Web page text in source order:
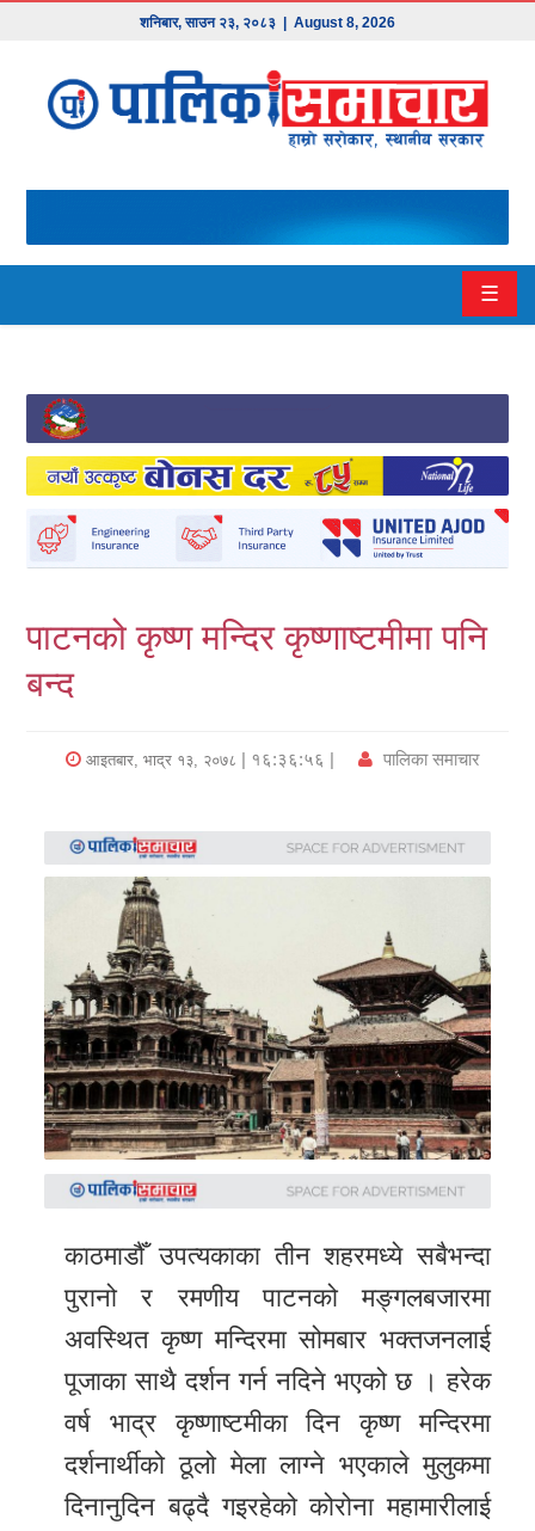
शनिबार,साउन २३, २०८३| August 8, 2026
मुख्य
समाचार
हाम्रो
१
२
बागमती
गण्डकी
कर्णाली
सुदुरपश्चिम
प्रदेश/
समाचार
समाचार
भिडियो
समाचार
अन्य
समाचार
unicode
English
☰
पाटनको कृष्ण मन्दिर कृष्णाष्टमीमा पनि
बन्द
आइतबार, भाद्र १३, २०७८ | १६:३६:५६ | पालिका समाचार
काठमाडौँ उपत्यकाका तीन शहरमध्ये सबैभन्दा
पुरानो र रमणीय पाटनको मङ्गलबजारमा
अवस्थित कृष्ण मन्दिरमा सोमबार भक्तजनलाई
पूजाका साथै दर्शन गर्न नदिने भएको छ । हरेक
वर्ष भाद्र कृष्णाष्टमीका दिन कृष्ण मन्दिरमा
दर्शनार्थीको ठूलो मेला लाग्ने भएकाले मुलुकमा
दिनानुदिन बढ्दै गइरहेको कोरोना महामारीलाई